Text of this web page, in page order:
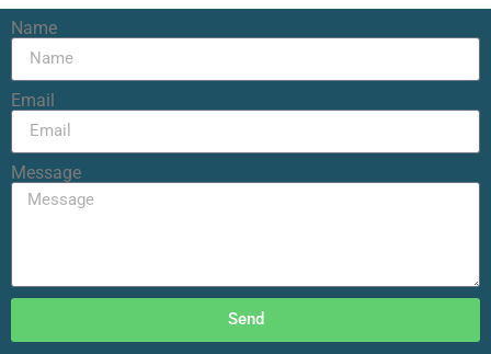
Name
Email
Message
Send